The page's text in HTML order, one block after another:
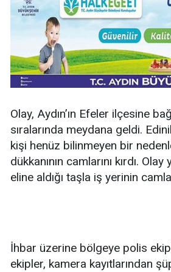
Olay, Aydın’ın Efeler ilçesine
sıralarında meydana geldi.
kişi henüz bilinmeyen bir
dükkanının camlarını kırdı.
eline aldığı taşla iş yerinin
İhbar üzerine bölgeye polis
ekipler, kamera kayıtlarından